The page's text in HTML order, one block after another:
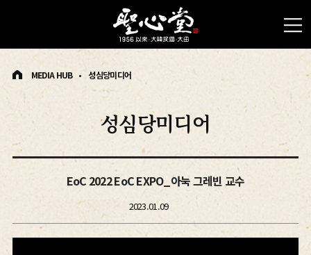
MEDIA HUB 성심당미디어
성심당미디어
EoC 2022 EoC EXPO_아눅 그레빈 교수
2023.01.09